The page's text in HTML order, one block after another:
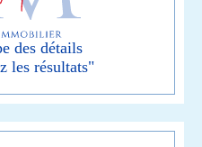
des détails
les résultats"